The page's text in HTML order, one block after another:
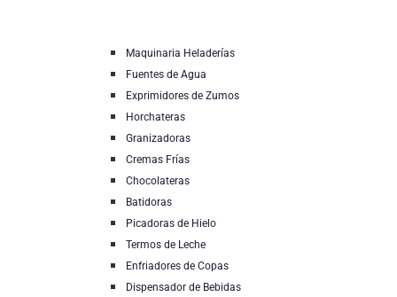
Maquinaria Heladerías
Fuentes de Agua
Exprimidores de Zumos
Horchateras
Granizadoras
Cremas Frías
Chocolateras
Batidoras
Picadoras de Hielo
Termos de Leche
Enfriadores de Copas
Dispensador de Bebidas